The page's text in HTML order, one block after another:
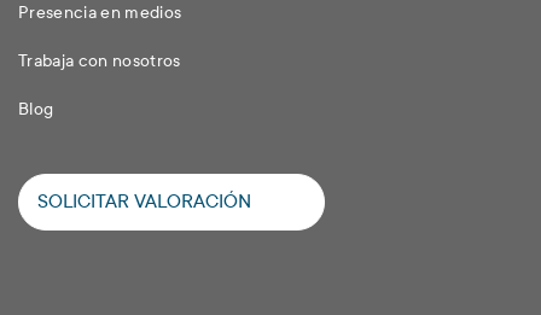
Presencia en medios
Trabaja con nosotros
Blog
SOLICITAR VALORACIÓN